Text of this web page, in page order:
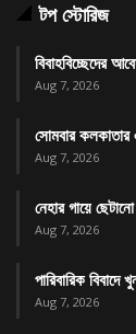
টপ স্টোরিজ
বিবাহবিচ্ছেদের
Aug 7, 2026
সোমবার কলকাতার
Aug 7, 2026
নেহার গায়ে
Aug 7, 2026
পারিবারিক বিবাদে
Aug 7, 2026